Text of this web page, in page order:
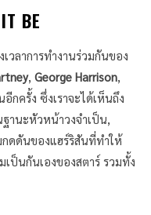
BE
วลาการทำงานร่วมกันของ
, George Harrison,
กครั้ง ซึ่งเราจะได้เห็นถึง
านะหัวหน้าวงจำเป็น,
กดดันของแฮร์ริสันที่ทำให้
เป็นกันเองของสตาร์ รวมทั้ง